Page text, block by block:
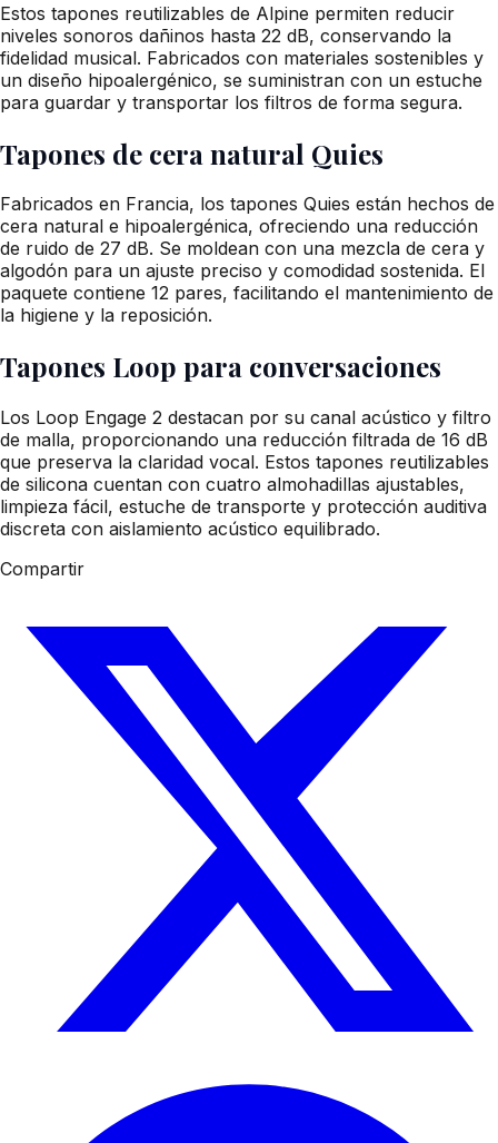
Estos tapones reutilizables de Alpine permiten reducir
niveles sonoros dañinos hasta 22 dB, conservando la
fidelidad musical. Fabricados con materiales sostenibles y
un diseño hipoalergénico, se suministran con un estuche
para guardar y transportar los filtros de forma segura.
Tapones de cera natural Quies
Fabricados en Francia, los tapones Quies están hechos de
cera natural e hipoalergénica, ofreciendo una reducción
de ruido de 27 dB. Se moldean con una mezcla de cera y
algodón para un ajuste preciso y comodidad sostenida. El
paquete contiene 12 pares, facilitando el mantenimiento de
la higiene y la reposición.
Tapones Loop para conversaciones
Los Loop Engage 2 destacan por su canal acústico y filtro
de malla, proporcionando una reducción filtrada de 16 dB
que preserva la claridad vocal. Estos tapones reutilizables
de silicona cuentan con cuatro almohadillas ajustables,
limpieza fácil, estuche de transporte y protección auditiva
discreta con aislamiento acústico equilibrado.
Compartir